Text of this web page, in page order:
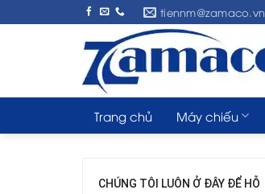
to
tiennm@zamaco.vn
Trang chủ Máy chiếu
CHÚNG TÔI LUÔN Ở ĐÂY ĐỂ HỖ